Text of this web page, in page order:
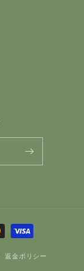
返金ポリシー